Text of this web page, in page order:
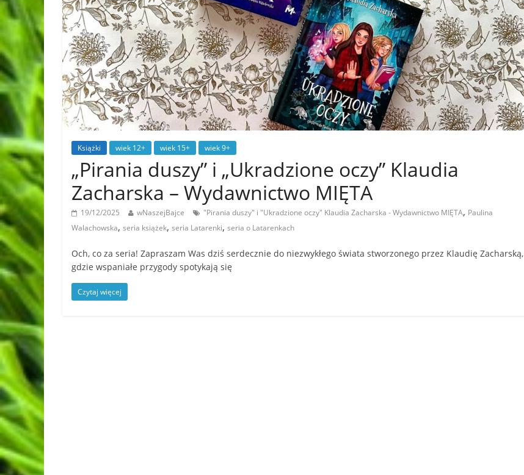
Książki wiek 12+ wiek 15+ wiek 9+
„Pirania duszy” i „Ukradzione oczy” Klaudia
Zacharska – Wydawnictwo MIĘTA
19/12/2025 wNaszejBajce "Pirania duszy" i "Ukradzione oczy" Klaudia Zacharska - Wydawnictwo MIĘTA, Paulina
Walachowska, seria książek, seria Latarenki, seria o Latarenkach
Och, co za seria! Zapraszam Was dziś serdecznie do niezwykłego świata stworzonego przez Klaudię Zacharską,
gdzie wspaniałe przygody spotykają się
Czytaj więcej